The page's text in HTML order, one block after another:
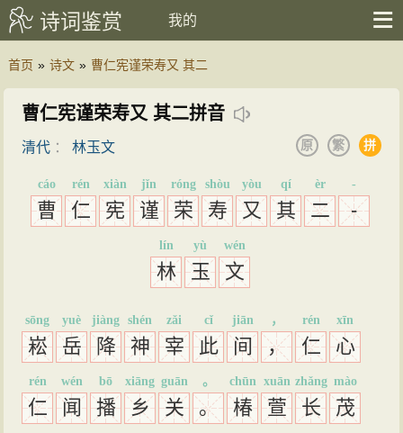
诗词鉴赏 我的
首页 » 诗文 » 曹仁宪谨荣寿又 其二
曹仁宪谨荣寿又 其二拼音
清代 ：林玉文 拼
繁
原
曹
cáo
仁
rén
宪
xiàn
谨
jǐn
荣
róng
寿
shòu
又
yòu
其
qí
二
èr
-
-
林
lín
玉
yù
文
wén
崧
sōng
岳
yuè
降
jiàng
神
shén
宰
zǎi
此
cǐ
间
jiān
，
，
仁
rén
心
xīn
仁
rén
闻
wén
播
bō
乡
xiāng
关
guān
。
。
椿
chūn
萱
xuān
长
zhǎng
茂
mào